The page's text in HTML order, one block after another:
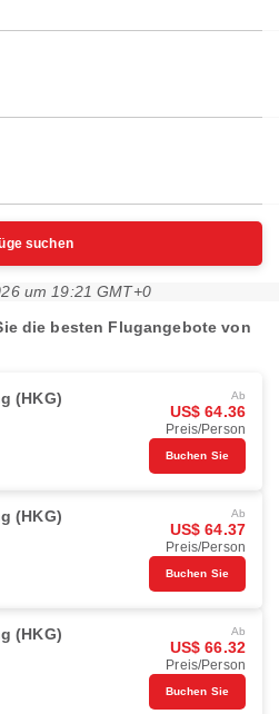
suchen
um 19:21 GMT+0
die besten Flugangebote von
(HKG) Ab
US$ 64.36
Preis/Person
Buchen Sie
(HKG) Ab
US$ 64.37
Preis/Person
Buchen Sie
(HKG) Ab
US$ 66.32
Preis/Person
Buchen Sie